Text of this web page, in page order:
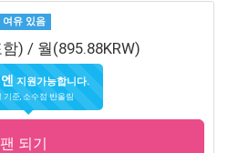
여유 있음
) / 월(895.88KRW)
지원가능합니다.
기준, 소수점 반올림
팬 되기